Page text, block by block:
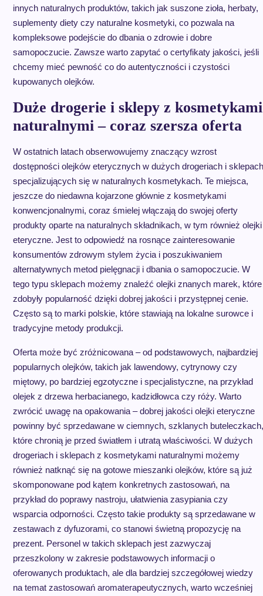
innych naturalnych produktów, takich jak suszone zioła, herbaty,
suplementy diety czy naturalne kosmetyki, co pozwala na
kompleksowe podejście do dbania o zdrowie i dobre
samopoczucie. Zawsze warto zapytać o certyfikaty jakości, jeśli
chcemy mieć pewność co do autentyczności i czystości
kupowanych olejków.
Duże drogerie i sklepy z kosmetykami
naturalnymi – coraz szersza oferta
W ostatnich latach obserwowujemy znaczący wzrost
dostępności olejków eterycznych w dużych drogeriach i sklepach
specjalizujących się w naturalnych kosmetykach. Te miejsca,
jeszcze do niedawna kojarzone głównie z kosmetykami
konwencjonalnymi, coraz śmielej włączają do swojej oferty
produkty oparte na naturalnych składnikach, w tym również olejki
eteryczne. Jest to odpowiedź na rosnące zainteresowanie
konsumentów zdrowym stylem życia i poszukiwaniem
alternatywnych metod pielęgnacji i dbania o samopoczucie. W
tego typu sklepach możemy znaleźć olejki znanych marek, które
zdobyły popularność dzięki dobrej jakości i przystępnej cenie.
Często są to marki polskie, które stawiają na lokalne surowce i
tradycyjne metody produkcji.
Oferta może być zróżnicowana – od podstawowych, najbardziej
popularnych olejków, takich jak lawendowy, cytrynowy czy
miętowy, po bardziej egzotyczne i specjalistyczne, na przykład
olejek z drzewa herbacianego, kadzidłowca czy róży. Warto
zwrócić uwagę na opakowania – dobrej jakości olejki eteryczne
powinny być sprzedawane w ciemnych, szklanych buteleczkach,
które chronią je przed światłem i utratą właściwości. W dużych
drogeriach i sklepach z kosmetykami naturalnymi możemy
również natknąć się na gotowe mieszanki olejków, które są już
skomponowane pod kątem konkretnych zastosowań, na
przykład do poprawy nastroju, ułatwienia zasypiania czy
wsparcia odporności. Często takie produkty są sprzedawane w
zestawach z dyfuzorami, co stanowi świetną propozycję na
prezent. Personel w takich sklepach jest zazwyczaj
przeszkolony w zakresie podstawowych informacji o
oferowanych produktach, ale dla bardziej szczegółowej wiedzy
na temat zastosowań aromaterapeutycznych, warto wcześniej